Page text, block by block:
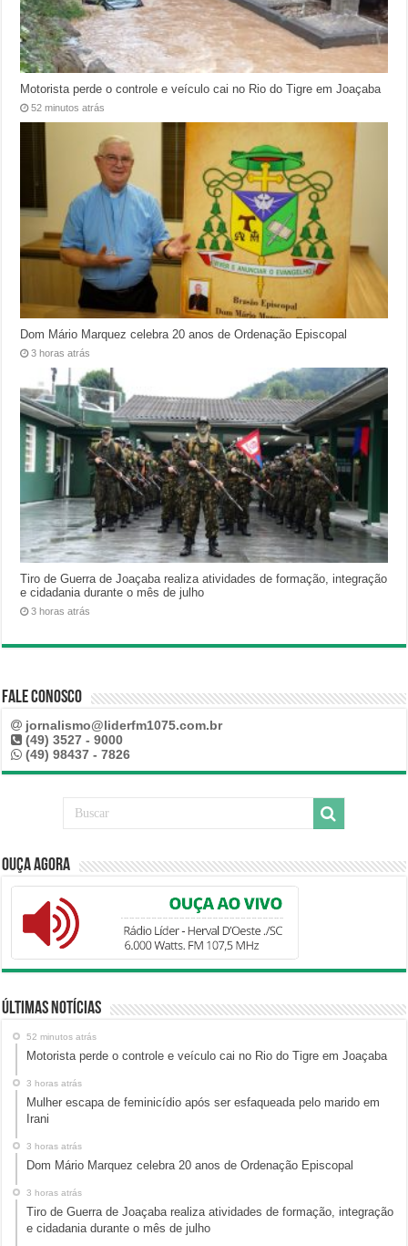
Motorista perde o controle e veículo cai no Rio do Tigre em Joaçaba
52 minutos atrás
Dom Mário Marquez celebra 20 anos de Ordenação Episcopal
3 horas atrás
Tiro de Guerra de Joaçaba realiza atividades de formação, integração
e cidadania durante o mês de julho
3 horas atrás
Fale Conosco
jornalismo@liderfm1075.com.br
(49) 3527 - 9000
(49) 98437 - 7826
Ouça Agora
Últimas Notícias
52 minutos atrás
Motorista perde o controle e veículo cai no Rio do Tigre em Joaçaba
3 horas atrás
Mulher escapa de feminicídio após ser esfaqueada pelo marido em
Irani
3 horas atrás
Dom Mário Marquez celebra 20 anos de Ordenação Episcopal
3 horas atrás
Tiro de Guerra de Joaçaba realiza atividades de formação, integração
e cidadania durante o mês de julho